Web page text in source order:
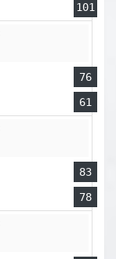
101
76
61
83
78